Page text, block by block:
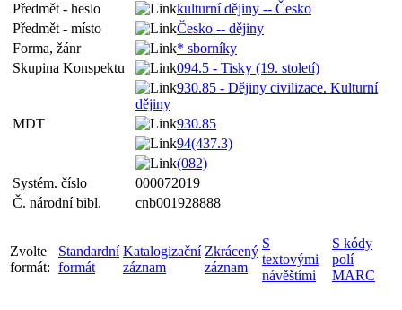
Předmět - heslo
kulturní dějiny -- Česko
Předmět - místo
Česko -- dějiny
Forma, žánr
* sborníky
Skupina Konspektu
094.5 - Tisky (19. století)
930.85 - Dějiny civilizace. Kulturní
dějiny
MDT
930.85
94(437.3)
(082)
Systém. číslo
000072019
Č. národní bibl.
cnb001928888
Zvolte
formát:
Standardní
formát
Katalogizační
záznam
Zkrácený
záznam
S
textovými
návěštími
S kódy
polí
MARC